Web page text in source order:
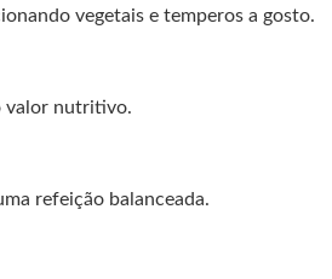
vegetais e temperos a gosto.
valor nutritivo.
refeição balanceada.